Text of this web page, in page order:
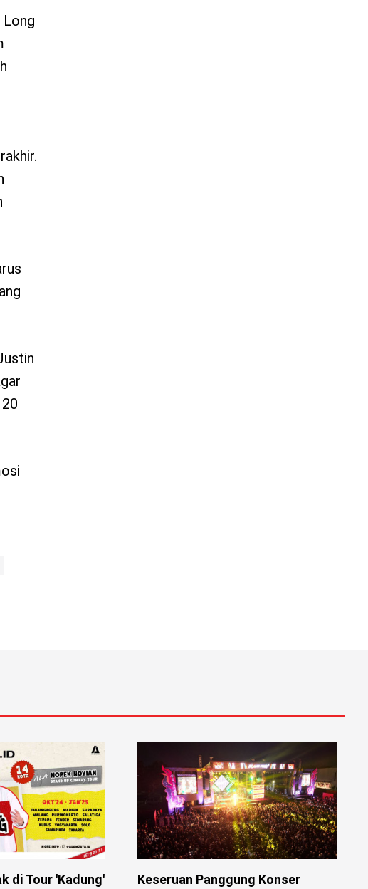
Long
di Tour 'Kadung'
Keseruan Panggung Konser